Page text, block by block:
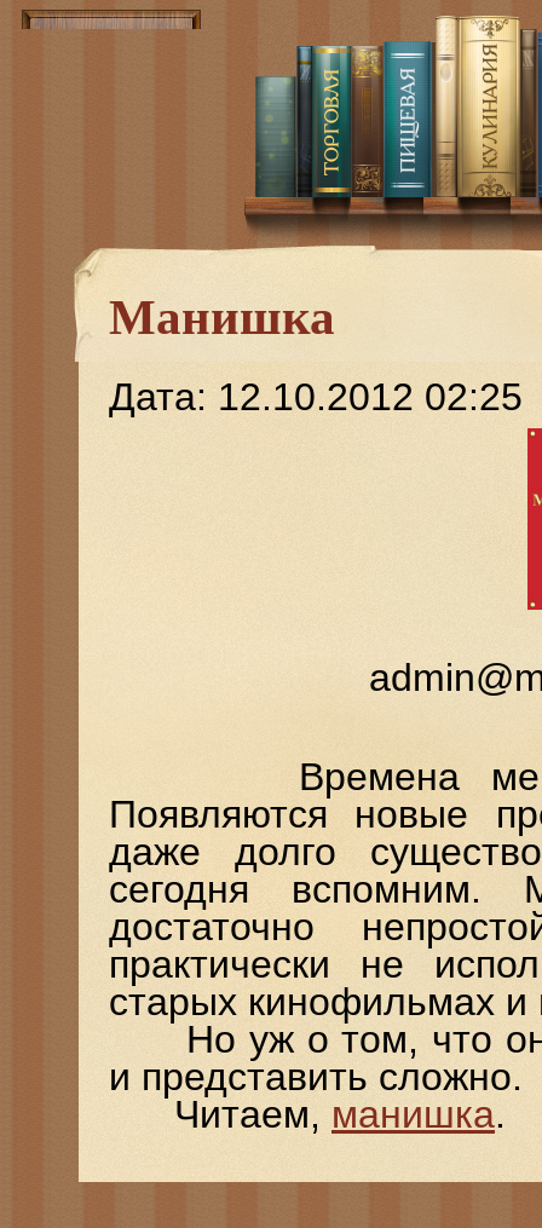
Манишка
Дата: 12.10.2012 02:25
Времена
Появляются новые
даже долго
сегодня вспомним.
достаточно
практически не
старых кинофильмах и
Но уж о том, что они
и представить сложно.
Читаем, манишка.